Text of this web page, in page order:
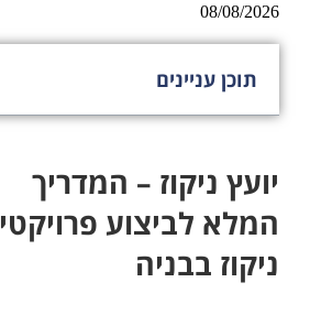
08/08/2026
תוכן עניינים
יועץ ניקוז – המדריך
המלא לביצוע פרויקטי
ניקוז בבניה